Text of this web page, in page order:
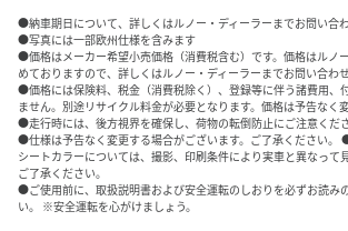
●納車期日について、詳しくはルノー・ディーラーまでお問い合わ
●写真には一部欧州仕様を含みます
●価格はメーカー希望小売価格（消費税含む）です。価格はルノ
めておりますので、詳しくはルノー・ディーラーまでお問い合わ
●価格には保険料、税金（消費税除く）、登録等に伴う諸費用、
ません。別途リサイクル料金が必要となります。価格は予告なく
●走行時には、後方視界を確保し、荷物の転倒防止にご注意くださ
●仕様は予告なく変更する場合がございます。ご了承ください。
シートカラーについては、撮影、印刷条件により実車と異なって
ご了承ください。
●ご使用前に、取扱説明書および安全運転のしおりを必ずお読み
い。 ※安全運転を心がけましょう。